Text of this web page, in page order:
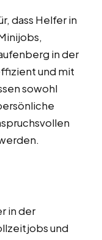
dass Helfer in
in der
und mit
sowohl
in der
und